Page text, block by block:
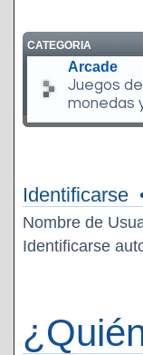
CATEGORIA
Arcade
Juegos
monedas
Identificarse
Nombre de
Identificarse